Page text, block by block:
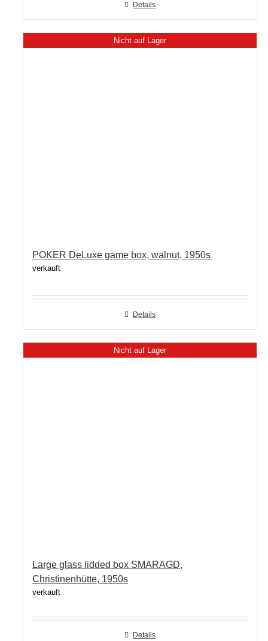
Details
Nicht auf Lager
POKER DeLuxe game box, walnut, 1950s
verkauft
Details
Nicht auf Lager
Large glass lidded box SMARAGD,
Christinenhütte, 1950s
verkauft
Details